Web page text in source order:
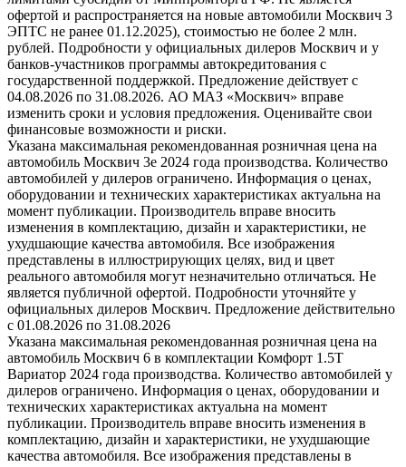
офертой и распространяется на новые автомобили Москвич 3
ЭПТС не ранее 01.12.2025), стоимостью не более 2 млн.
рублей. Подробности у официальных дилеров Москвич и у
банков-участников программы автокредитования с
государственной поддержкой. Предложение действует с
04.08.2026 по 31.08.2026. АО МАЗ «Москвич» вправе
изменить сроки и условия предложения. Оценивайте свои
финансовые возможности и риски.
Указана максимальная рекомендованная розничная цена на
автомобиль Москвич 3e 2024 года производства. Количество
автомобилей у дилеров ограничено. Информация о ценах,
оборудовании и технических характеристиках актуальна на
момент публикации. Производитель вправе вносить
изменения в комплектацию, дизайн и характеристики, не
ухудшающие качества автомобиля. Все изображения
представлены в иллюстрирующих целях, вид и цвет
реального автомобиля могут незначительно отличаться. Не
является публичной офертой. Подробности уточняйте у
официальных дилеров Москвич. Предложение действительно
с 01.08.2026 по 31.08.2026
Указана максимальная рекомендованная розничная цена на
автомобиль Москвич 6 в комплектации Комфорт 1.5T
Вариатор 2024 года производства. Количество автомобилей у
дилеров ограничено. Информация о ценах, оборудовании и
технических характеристиках актуальна на момент
публикации. Производитель вправе вносить изменения в
комплектацию, дизайн и характеристики, не ухудшающие
качества автомобиля. Все изображения представлены в